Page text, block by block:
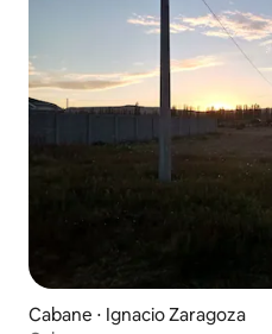
Cabane ⋅ Ignacio Zaragoza